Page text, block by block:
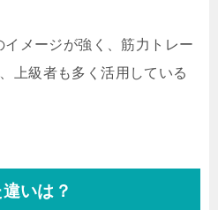
メージが強く、筋力トレー
上級者も多く活用している
いは？